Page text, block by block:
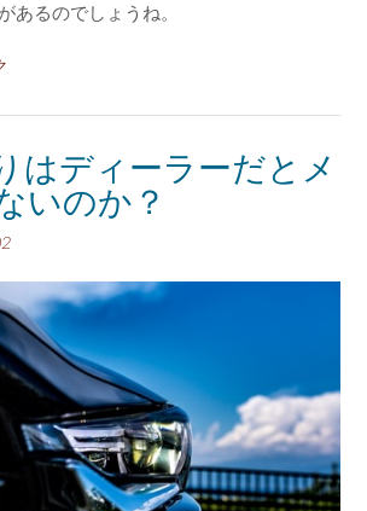
あるのでしょうね。
はディーラーだとメ
いのか？